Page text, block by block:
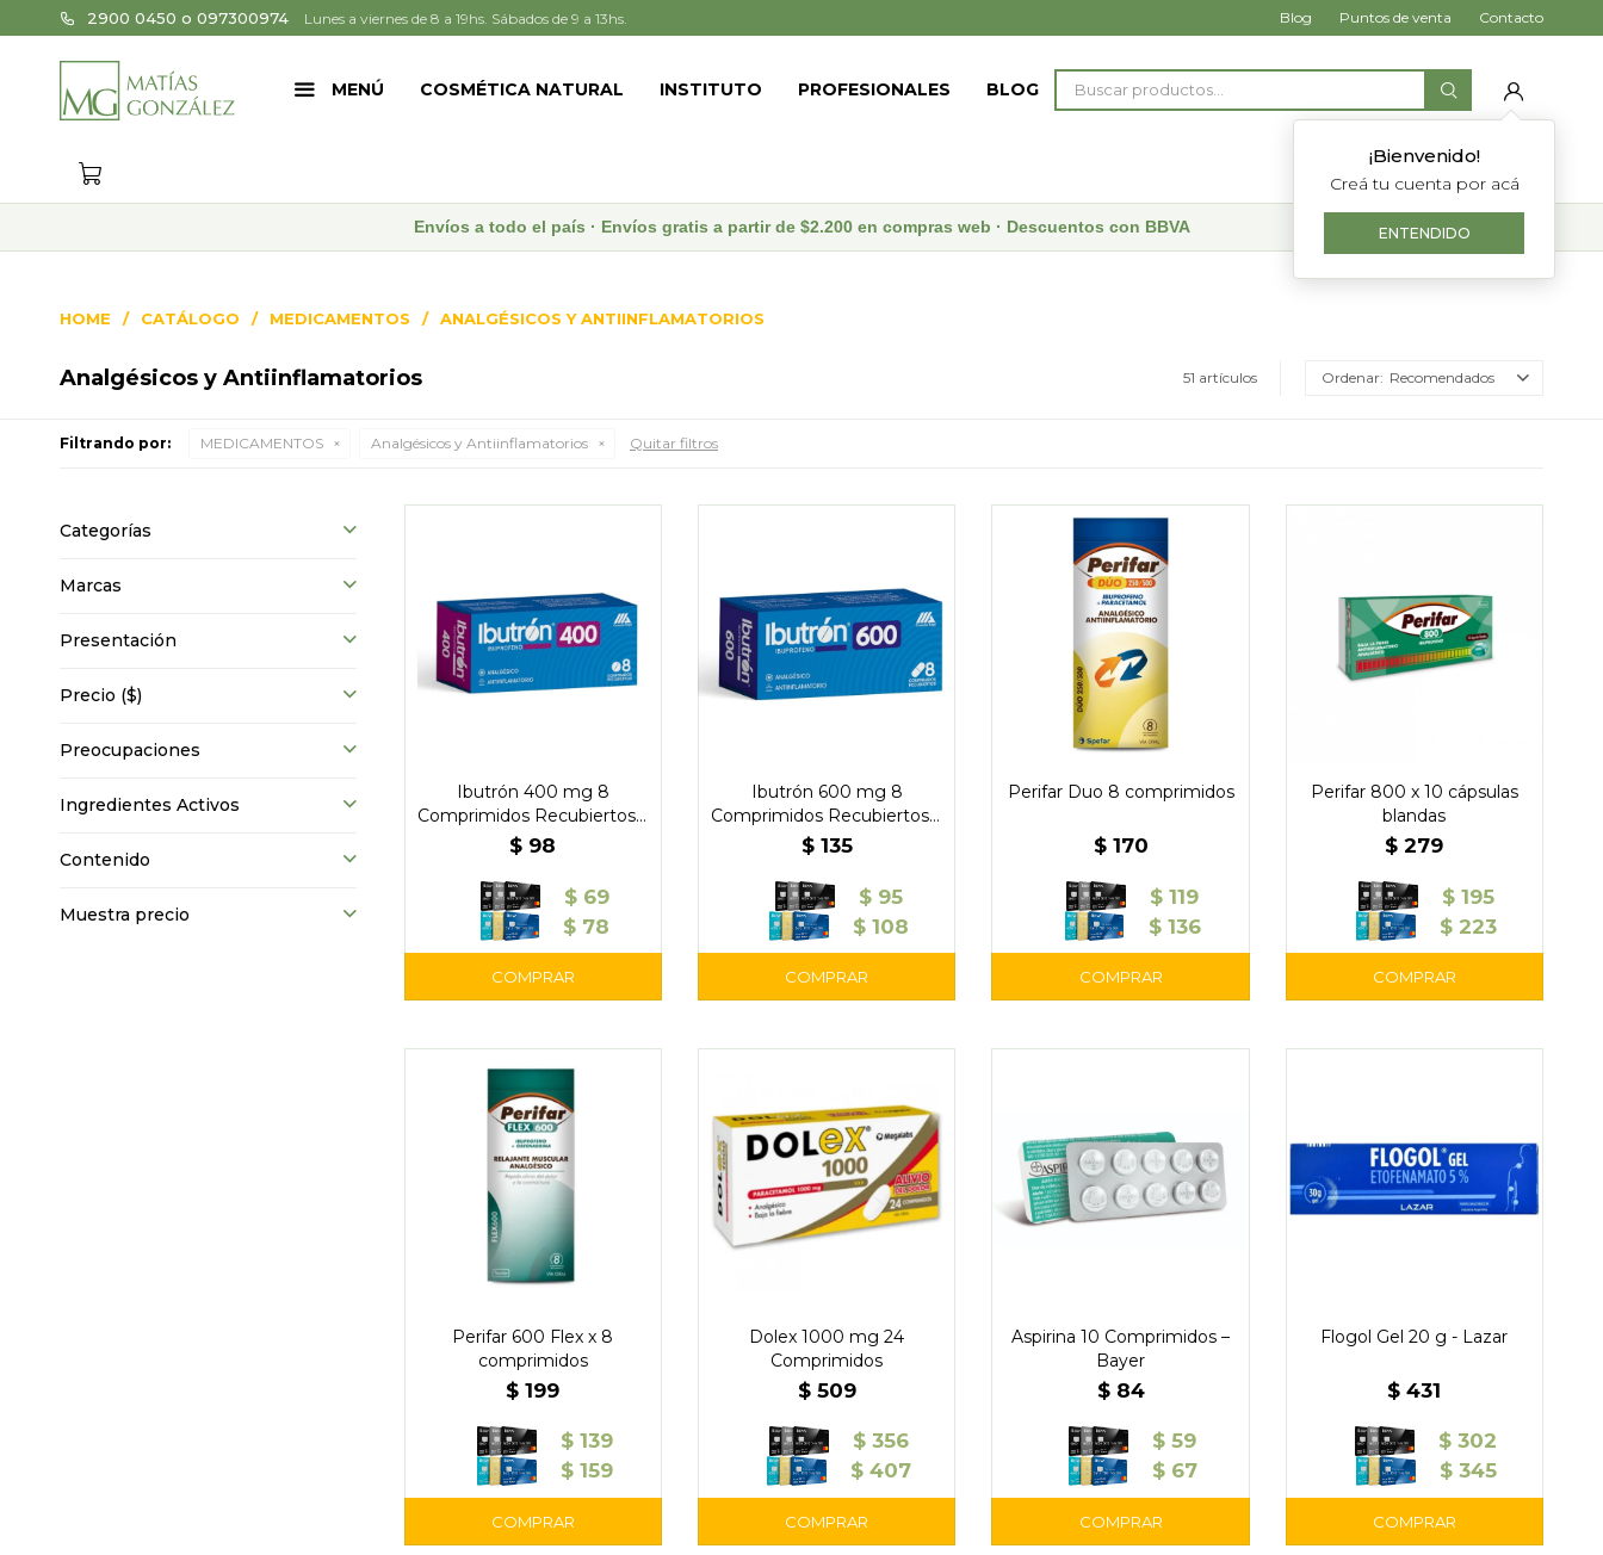
MENÚ COSMÉTICA NATURAL INSTITUTO PROFESIONALES BLOG
¡Bienvenido!
Creá tu cuenta por acá
ENTENDIDO
2900 0450 o 097300974 Lunes a viernes de 8 a 19hs. Sábados de 9 a 13hs. Blog Puntos de venta Contacto
Envíos a todo el país · Envíos gratis a partir de $2.200 en compras web · Descuentos con BBVA
HOME CATÁLOGO MEDICAMENTOS ANALGÉSICOS Y ANTIINFLAMATORIOS
Analgésicos y Antiinflamatorios 51 artículos Recomendados
Filtrando por: MEDICAMENTOS Analgésicos y Antiinflamatorios Quitar filtros
Ibutrón 400 mg 8
Comprimidos Recubiertos –
Gramón Bagó
$ 98
$ 69
$ 78
Ibutrón 600 mg 8
Comprimidos Recubiertos –
Gramón Bagó
$ 135
$ 95
$ 108
Perifar Duo 8 comprimidos
$ 170
$ 119
$ 136
Perifar 800 x 10 cápsulas
blandas
$ 279
$ 195
$ 223
Perifar 600 Flex x 8
comprimidos
$ 199
$ 139
$ 159
Dolex 1000 mg 24
Comprimidos
$ 509
$ 356
$ 407
Aspirina 10 Comprimidos –
Bayer
$ 84
$ 59
$ 67
Flogol Gel 20 g - Lazar
$ 431
$ 302
$ 345
Categorías
Marcas
Presentación
Precio ($)
Preocupaciones
Ingredientes Activos
Contenido
Muestra precio